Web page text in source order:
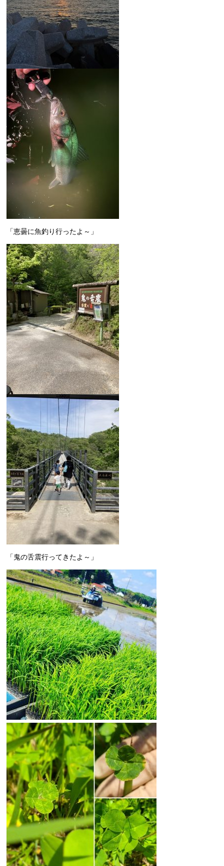
「恵曇に魚釣り行ったよ～」
「鬼の舌震行ってきたよ～」